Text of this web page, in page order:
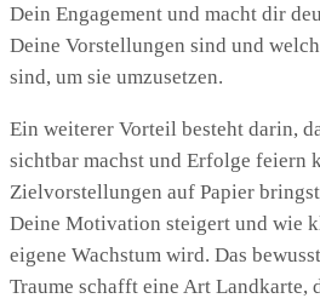
Dein Engagement und macht dir
Deine Vorstellungen sind und
sind, um sie umzusetzen.
Ein weiterer Vorteil besteht darin,
sichtbar machst und Erfolge feiern
Zielvorstellungen auf Papier
Deine Motivation steigert und wie
eigene Wachstum wird. Das
Traume schafft eine Art Landkarte,